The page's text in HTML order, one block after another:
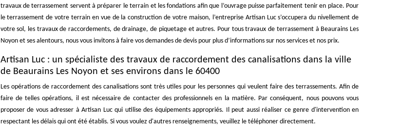
travaux de terrassement servent à préparer le terrain et les fondations afin que l’ouvrage puisse parfaitement tenir en place. Pour
le terrassement de votre terrain en vue de la construction de votre maison, l’entreprise Artisan Luc s’occupera du nivellement de
votre sol, les travaux de raccordements, de drainage, de piquetage et autres. Pour tous travaux de terrassement à Beaurains Les
Noyon et ses alentours, nous vous invitons à faire vos demandes de devis pour plus d’informations sur nos services et nos prix.
Artisan Luc : un spécialiste des travaux de raccordement des canalisations dans la ville
de Beaurains Les Noyon et ses environs dans le 60400
Les opérations de raccordement des canalisations sont très utiles pour les personnes qui veulent faire des terrassements. Afin de
faire de telles opérations, il est nécessaire de contacter des professionnels en la matière. Par conséquent, nous pouvons vous
proposer de vous adresser à Artisan Luc qui utilise des équipements appropriés. Il peut aussi réaliser ce genre d'intervention en
respectant les délais qui ont été établis. Si vous voulez d'autres renseignements, veuillez le téléphoner directement.